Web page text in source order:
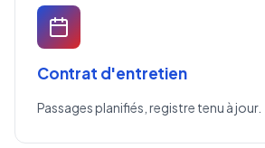
Contrat d'entretien
Passages planifiés, registre tenu à jour.